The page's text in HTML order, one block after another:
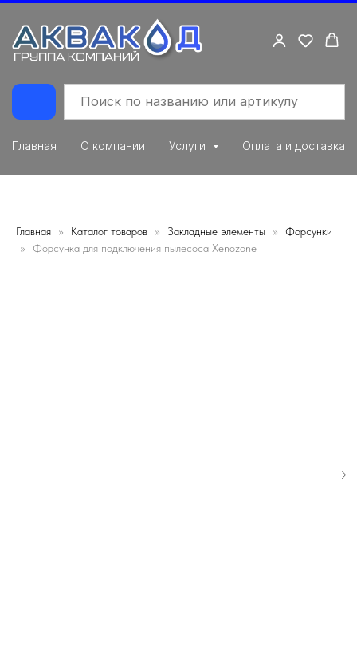
Главная О компании Услуги Оплата и доставка
Главная Каталог товаров Закладные элементы
Форсунки
Форсунка для подключения пылесоса Xenozone